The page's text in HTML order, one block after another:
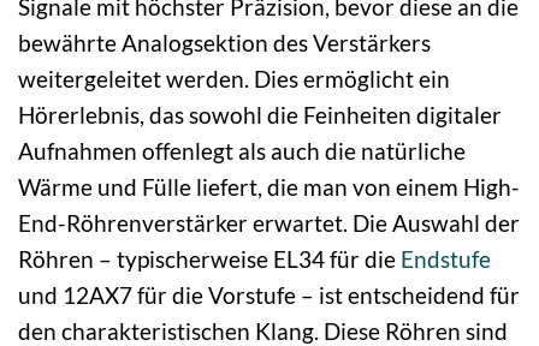
Signale mit höchster Präzision, bevor diese an die
bewährte Analogsektion des Verstärkers
weitergeleitet werden. Dies ermöglicht ein
Hörerlebnis, das sowohl die Feinheiten digitaler
Aufnahmen offenlegt als auch die natürliche
Wärme und Fülle liefert, die man von einem High-
End-Röhrenverstärker erwartet. Die Auswahl der
Röhren – typischerweise EL34 für die Endstufe
und 12AX7 für die Vorstufe – ist entscheidend für
den charakteristischen Klang. Diese Röhren sind